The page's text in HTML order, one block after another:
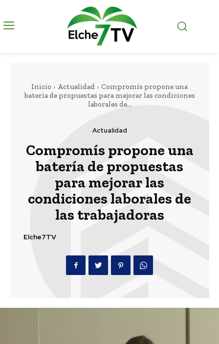
Inicio Actualidad
Compromís propone una
batería de propuestas para mejorar las condiciones
laborales de...
Actualidad
Compromís propone una
batería de propuestas
para mejorar las
condiciones laborales de
las trabajadoras
Elche7TV